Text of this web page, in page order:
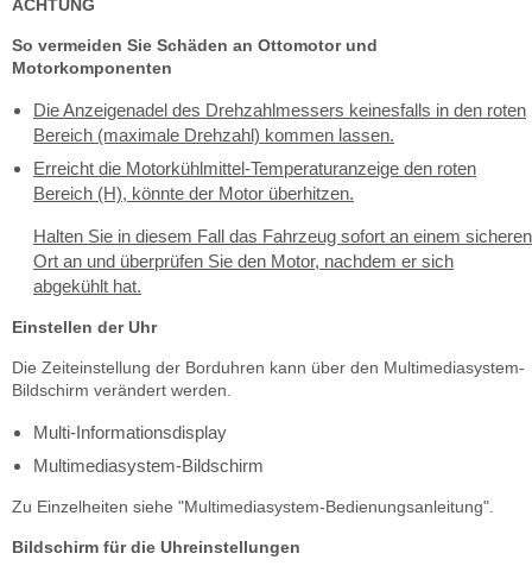
ACHTUNG
So vermeiden Sie Schäden an Ottomotor und
Motorkomponenten
Die Anzeigenadel des Drehzahlmessers keinesfalls in den roten
Bereich (maximale Drehzahl) kommen lassen.
Erreicht die Motorkühlmittel-Temperaturanzeige den roten
Bereich (H), könnte der Motor überhitzen.
Halten Sie in diesem Fall das Fahrzeug sofort an einem sicheren
Ort an und überprüfen Sie den Motor, nachdem er sich
abgekühlt hat.
Einstellen der Uhr
Die Zeiteinstellung der Borduhren kann über den Multimediasystem-
Bildschirm verändert werden.
Multi-Informationsdisplay
Multimediasystem-Bildschirm
Zu Einzelheiten siehe "Multimediasystem-Bedienungsanleitung".
Bildschirm für die Uhreinstellungen